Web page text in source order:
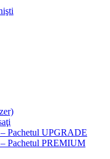
Pachetul UPGRADE
Pachetul PREMIUM